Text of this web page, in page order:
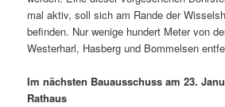
mal aktiv, soll sich am Rande der
befinden. Nur wenige hundert Meter von
Westerharl, Hasberg und Bommelsen
Im nächsten Bauausschuss am 23.
Rathaus